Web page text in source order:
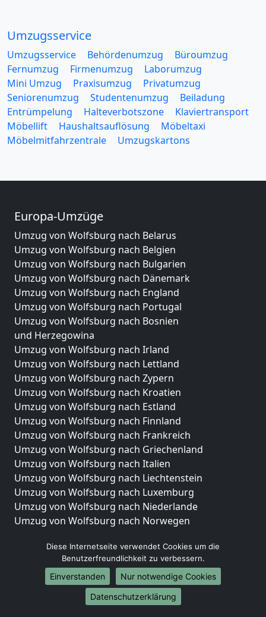
Umzugsservice
Umzugsservice Behördenumzug
Büroumzug
Fernumzug
Firmenumzug
Laborumzug
Mini Umzug
Praxisumzug
Privatumzug
Seniorenumzug
Studentenumzug
Beiladung
Entrümpelung
Halteverbotszone
Klaviertransport
Möbellift
Haushaltsauflösung
Möbeltaxi
Möbelmitfahrzentrale
Umzugskartons
Europa-Umzüge
Umzug von Wolfsburg nach Belarus
Umzug von Wolfsburg nach Belgien
Umzug von Wolfsburg nach Bulgarien
Umzug von Wolfsburg nach Dänemark
Umzug von Wolfsburg nach England
Umzug von Wolfsburg nach Portugal
Umzug von Wolfsburg nach Bosnien
und Herzegowina
Umzug von Wolfsburg nach Irland
Umzug von Wolfsburg nach Lettland
Umzug von Wolfsburg nach Zypern
Umzug von Wolfsburg nach Kroatien
Umzug von Wolfsburg nach Estland
Umzug von Wolfsburg nach Finnland
Umzug von Wolfsburg nach Frankreich
Umzug von Wolfsburg nach Griechenland
Umzug von Wolfsburg nach Italien
Umzug von Wolfsburg nach Liechtenstein
Umzug von Wolfsburg nach Luxemburg
Umzug von Wolfsburg nach Niederlande
Umzug von Wolfsburg nach Norwegen
Umzüge-Deutschlandweit
Umzug von Wolfsburg nach Berlin
Umzug von Wolfsburg nach Hamburg
Umzug von Wolfsburg nach München
Umzug von Wolfsburg nach Köln
Diese Internetseite verwendet Cookies um die
Benutzerfreundlichkeit zu verbessern.
Einverstanden
Nur notwendige Cookies
Datenschutzerklärung